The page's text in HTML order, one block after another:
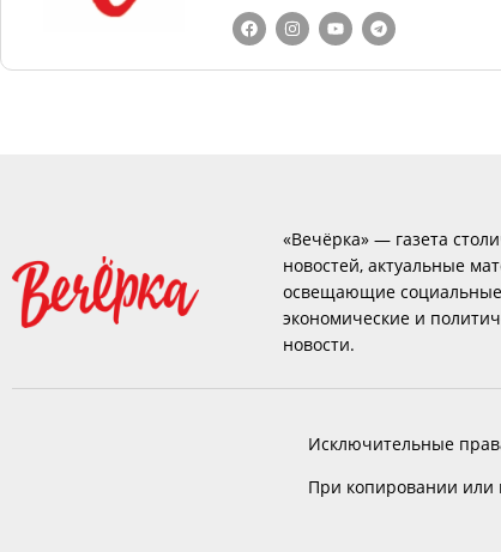
«Вечёрка» — газета
новостей, актуальные
освещающие
экономические и
новости.
Исключительные
При копировании или